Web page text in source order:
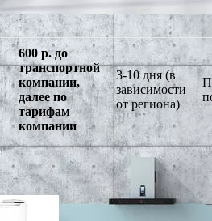
600 р. до
транспортной
компании,
далее по
тарифам
компании
3-10 дня (в
зависимости
от региона)